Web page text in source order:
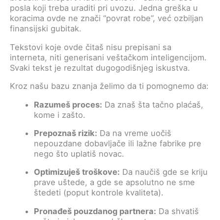
posla koji treba uraditi pri uvozu. Jedna greška u
koracima ovde ne znači “povrat robe”, već ozbiljan
finansijski gubitak.
Tekstovi koje ovde čitaš nisu prepisani sa
interneta, niti generisani veštačkom inteligencijom.
Svaki tekst je rezultat dugogodišnjeg iskustva.
Kroz našu bazu znanja želimo da ti pomognemo da:
Razumeš proces: Da znaš šta tačno plaćaš,
kome i zašto.
Prepoznaš rizik: Da na vreme uočiš
nepouzdane dobavljače ili lažne fabrike pre
nego što uplatiš novac.
Optimizuješ troškove: Da naučiš gde se kriju
prave uštede, a gde se apsolutno ne sme
štedeti (poput kontrole kvaliteta).
Pronađeš pouzdanog partnera: Da shvatiš